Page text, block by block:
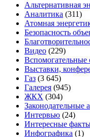
Альтернативная
Аналитика (311)
Атомная
Безопасность
Видео (229)
Вспомогательные
Выставки,
Газ (3 645)
Галерея (945)
ЖКХ (304)
Законодательные
Интервью (24)
Интересные
Инфографика (1)